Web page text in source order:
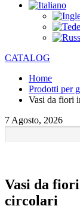
CATALOG
Home
Prodotti per
Vasi da fiori
7 Agosto, 2026
Vasi da
circolari